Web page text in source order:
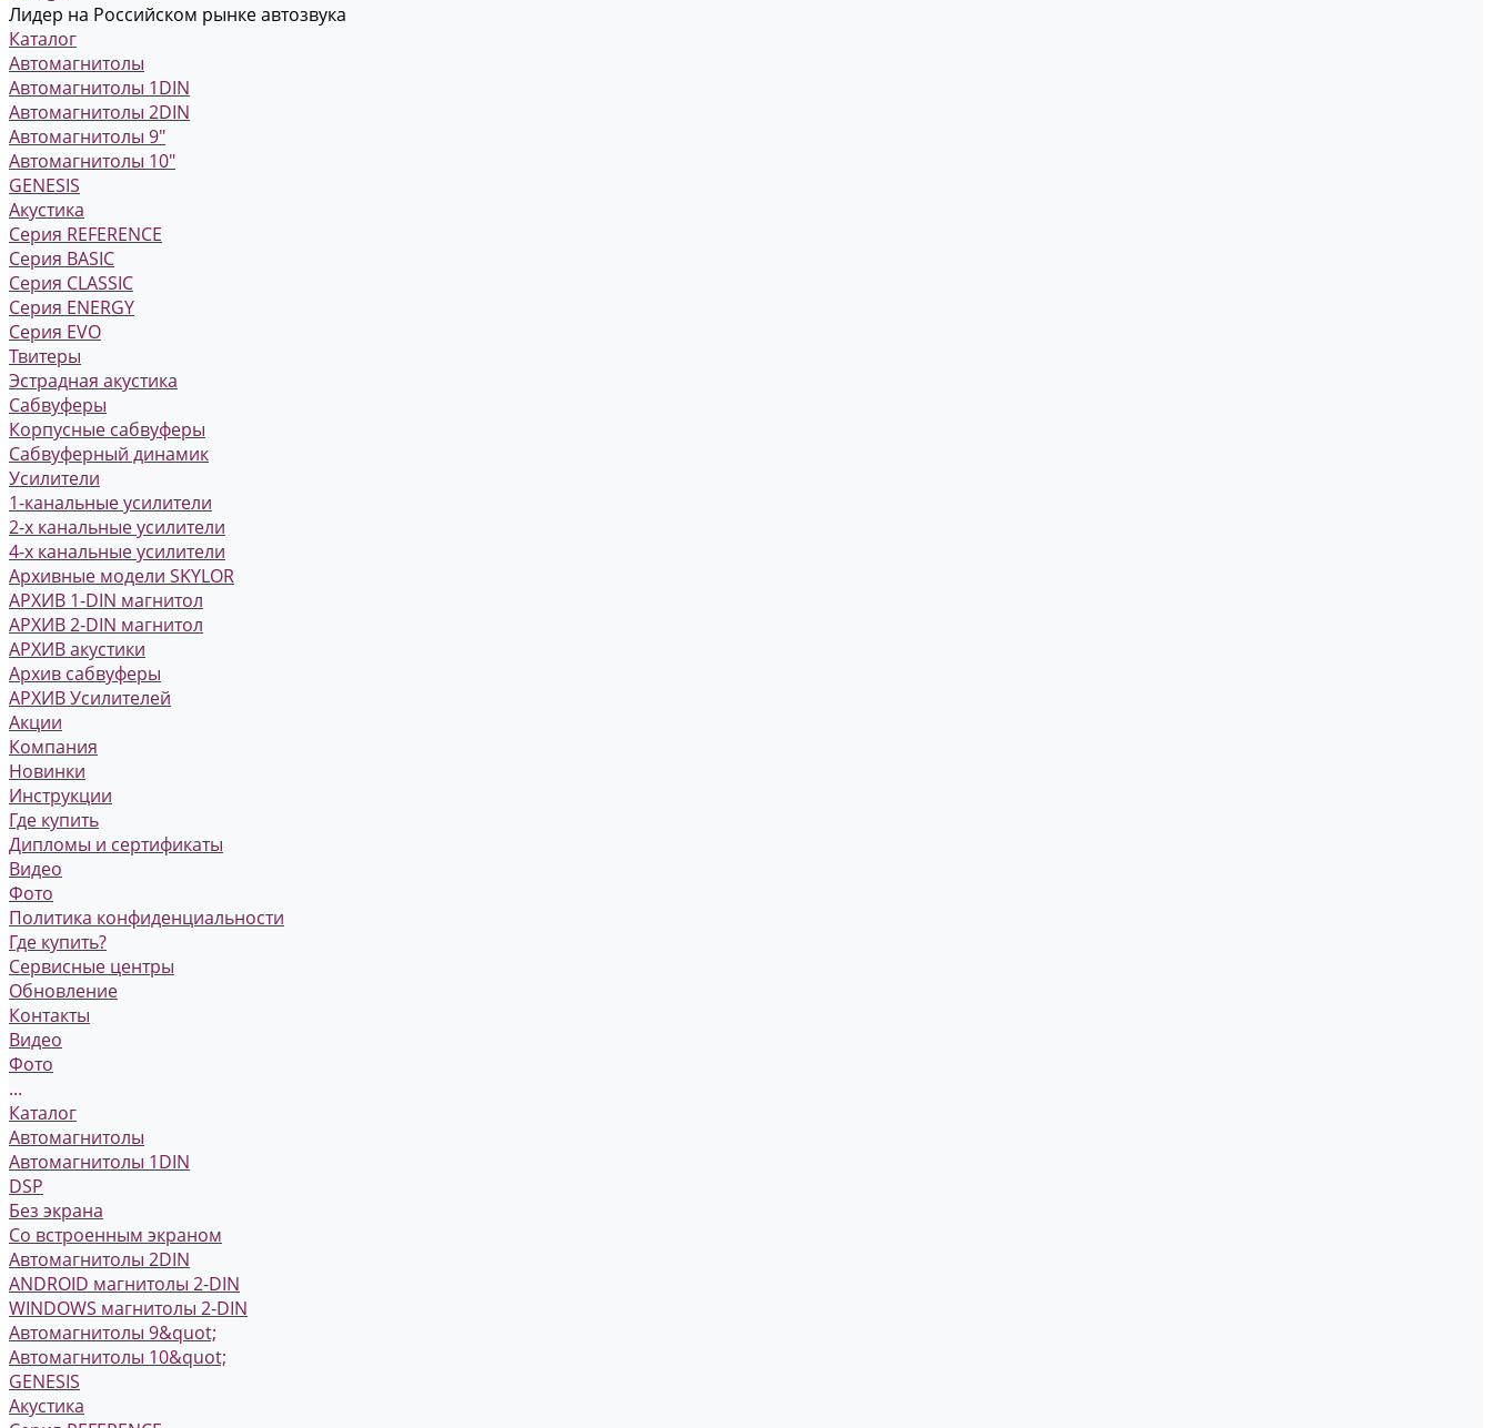
Лидер на Российском рынке автозвука
Каталог
Автомагнитолы
Автомагнитолы 1DIN
Автомагнитолы 2DIN
Автомагнитолы 9"
Автомагнитолы 10"
GENESIS
Акустика
Серия REFERENCE
Серия BASIC
Серия CLASSIC
Серия ENERGY
Серия EVO
Твитеры
Эстрадная акустика
Сабвуферы
Корпусные сабвуферы
Сабвуферный динамик
Усилители
1-канальные усилители
2-х канальные усилители
4-х канальные усилители
Архивные модели SKYLOR
АРХИВ 1-DIN магнитол
АРХИВ 2-DIN магнитол
АРХИВ акустики
Архив сабвуферы
АРХИВ Усилителей
Акции
Компания
Новинки
Инструкции
Где купить
Дипломы и сертификаты
Видео
Фото
Политика конфиденциальности
Где купить?
Сервисные центры
Обновление
Контакты
Видео
Фото
...
Каталог
Автомагнитолы
Автомагнитолы 1DIN
DSP
Без экрана
Со встроенным экраном
Автомагнитолы 2DIN
ANDROID магнитолы 2-DIN
WINDOWS магнитолы 2-DIN
Автомагнитолы 9&quot;
Автомагнитолы 10&quot;
GENESIS
Акустика